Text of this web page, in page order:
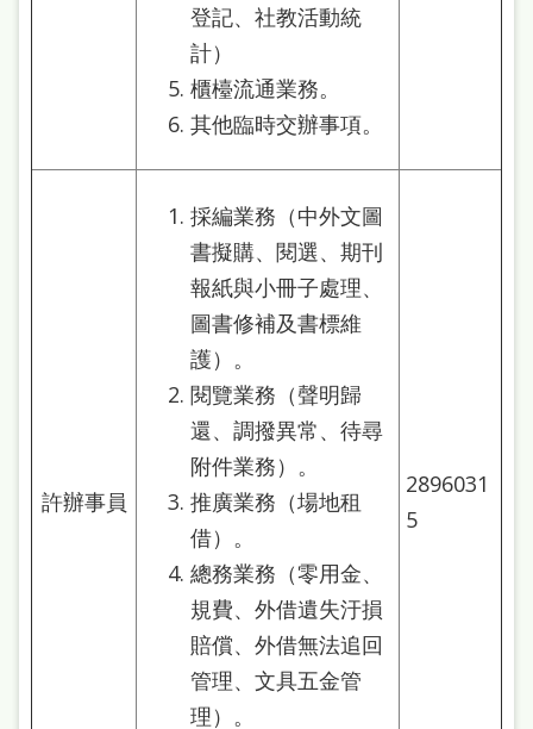
登記、社教活動統
計）
櫃檯流通業務。
其他臨時交辦事項。
許辦事員
採編業務（中外文圖
書擬購、閱選、期刊
報紙與小冊子處理、
圖書修補及書標維
護）。
閱覽業務（聲明歸
還、調撥異常、待尋
附件業務）。
推廣業務（場地租
借）。
總務業務（零用金、
規費、外借遺失汙損
賠償、外借無法追回
管理、文具五金管
理）。
2896031
5